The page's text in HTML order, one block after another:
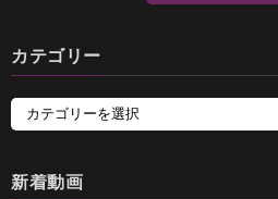
カテゴリー
新着動画